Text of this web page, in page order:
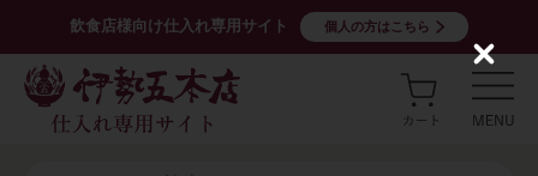
飲食店様向け仕入れ専用サイト 個人の方はこちら
C
l
s